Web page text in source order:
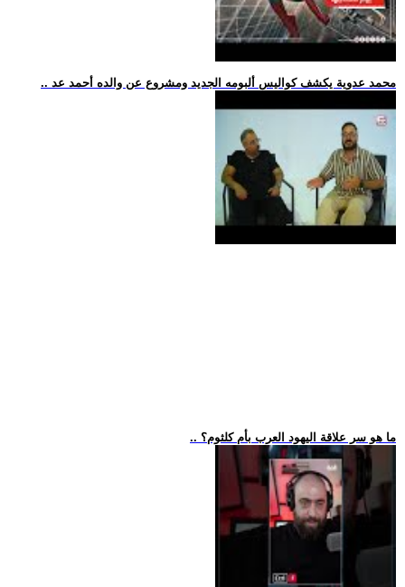
.. محمد عدوية يكشف كواليس ألبومه الجديد ومشروع عن والده أحمد عد
.. ما هو سر علاقة اليهود العرب بأم كلثوم؟